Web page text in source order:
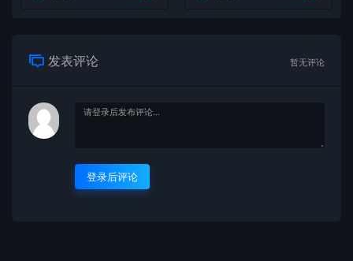
发表评论 暂无评论
登录后评论